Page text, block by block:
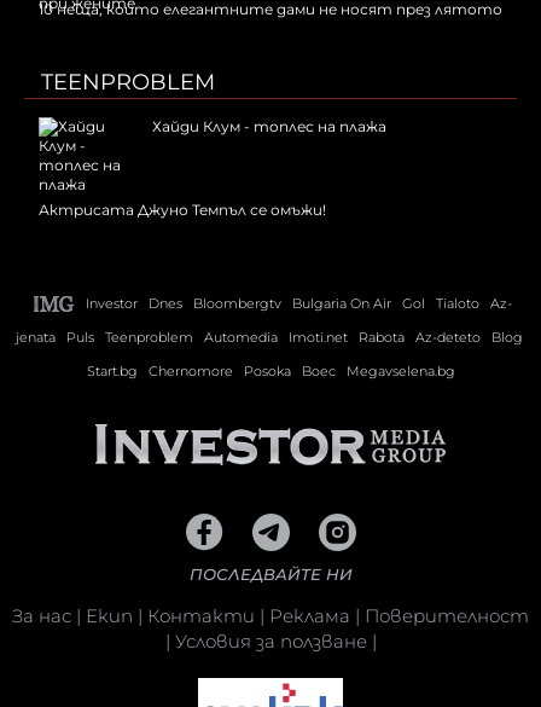
10 неща, които елегантните дами не носят през лятото
TEENPROBLEM
Хайди Клум - топлес на плажа
Актрисата Джуно Темпъл се омъжи!
Investor Dnes Bloombergtv Bulgaria On Air Gol Tialoto
Az-
jenata
Puls Teenproblem Automedia Imoti.net Rabota Az-deteto
Blog
Start.bg
Chernomore Posoka Boec Megavselena.bg
ПОСЛЕДВАЙТЕ НИ
За нас | Екип | Контакти | Реклама | Поверителност
| Условия за ползване|